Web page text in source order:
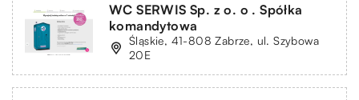
WC SERWIS Sp. z o. o . Spółka
komandytowa
Śląskie, 41-808 Zabrze, ul. Szybowa
20E